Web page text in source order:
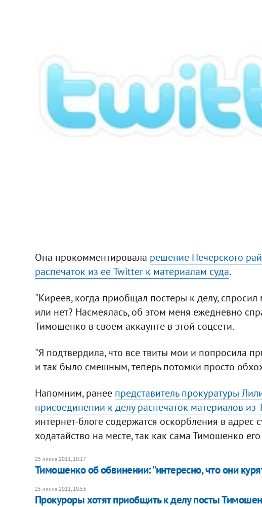
Она прокомментировала решение Печерского
распечаток из ее Twitter к материалам суда.
"Киреев, когда приобщал постеры к делу,
или нет? Насмеялась, об этом меня ежедневно
Тимошенко в своем аккаунте в этой соцсети.
"Я подтвердила, что все твиты мои и попросила
и так было смешным, теперь потомки просто
Напомним, ранее представитель прокуратуры
присоединении к делу распечаток материалов из
интернет-блоге содержатся оскорбления в адрес
ходатайство на месте, так как сама Тимошенко
25 липня 2011, 10:17
Тимошенко об обвинении: "интересно, что они
25 липня 2011, 10:53
Прокуроры хотят приобщить к делу посты